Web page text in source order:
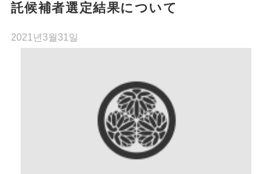
託候補者選定結果について
2021년3월31일